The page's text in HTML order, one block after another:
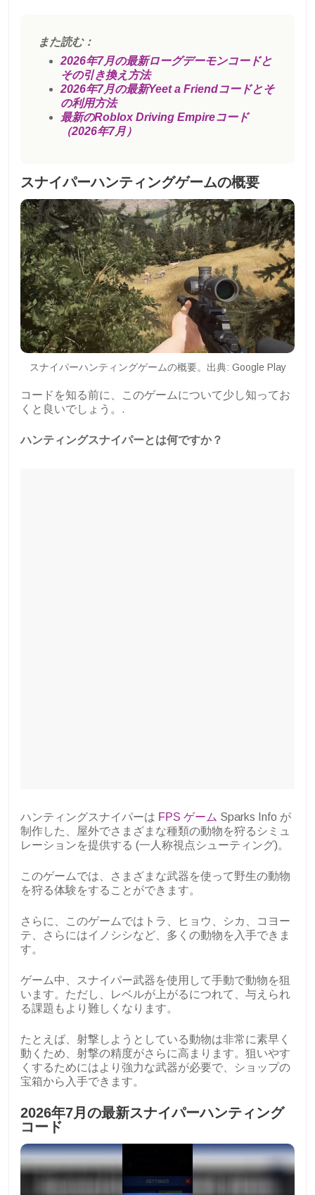
また読む：
2026年7月の最新ローグデーモンコードと
その引き換え方法
2026年7月の最新Yeet a Friendコードとそ
の利用方法
最新のRoblox Driving Empireコード
（2026年7月）
スナイパーハンティングゲームの概要
スナイパーハンティングゲームの概要。出典: Google Play
コードを知る前に、このゲームについて少し知ってお
くと良いでしょう。.
ハンティングスナイパーとは何ですか？
ハンティングスナイパーは FPS ゲーム Sparks Info が
制作した、屋外でさまざまな種類の動物を狩るシミュ
レーションを提供する (一人称視点シューティング)。
このゲームでは、さまざまな武器を使って野生の動物
を狩る体験をすることができます。
さらに、このゲームではトラ、ヒョウ、シカ、コヨー
テ、さらにはイノシシなど、多くの動物を入手できま
す。
ゲーム中、スナイパー武器を使用して手動で動物を狙
います。ただし、レベルが上がるにつれて、与えられ
る課題もより難しくなります。
たとえば、射撃しようとしている動物は非常に素早く
動くため、射撃の精度がさらに高まります。狙いやす
くするためにはより強力な武器が必要で、ショップの
宝箱から入手できます。
2026年7月の最新スナイパーハンティング
コード